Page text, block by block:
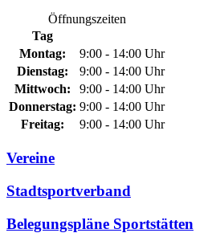
Öffnungszeiten
Tag
Montag:
9:00 - 14:00 Uhr
Dienstag:
9:00 - 14:00 Uhr
Mittwoch:
9:00 - 14:00 Uhr
Donnerstag: 9:00 - 14:00 Uhr
Freitag:
9:00 - 14:00 Uhr
Vereine
Stadtsportverband
Belegungspläne Sportstätten